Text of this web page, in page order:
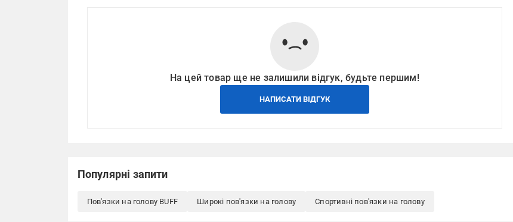
На цей товар ще не залишили відгук, будьте першим!
НАПИСАТИ ВІДГУК
Популярні запити
Пов'язки на голову BUFF Широкі пов'язки на голову Спортивні пов'язки на голову